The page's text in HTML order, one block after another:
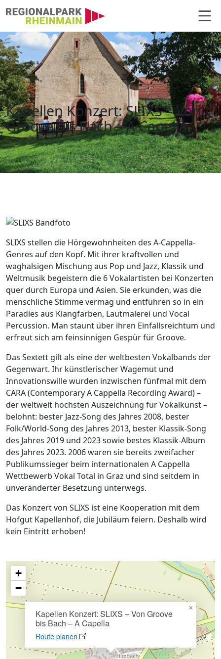
Kapellen Konzert: SLIXS – Von
Hauptnavigation
Kapellen Konzert: SLIXS – Von
Groove bis Bach – A Capella
SLIXS stellen die Hörgewohnheiten des A-Cappella-
Genres auf den Kopf. Mit ihrer kraftvollen und
waghalsigen Mischung aus Pop und Jazz, Klassik und
Weltmusik begeistern die 6 Vokalartisten bei Konzerten
quer durch Europa und Asien. Sie erkunden, was die
menschliche Stimme vermag und entführen so in ein
Paradies aus Klangfarben, Lautmalerei und Vocal
Percussion. Man staunt über ihren Einfallsreichtum und
erfreut sich am feinsinnigen Gespür für Groove.
Das Sextett gilt als eine der weltbesten Vokalbands der
Gegenwart. Ihr künstlerischer Wagemut und
Innovationswille wurden inzwischen fünfmal mit dem
CARA (Contemporary A Cappella Recording Award) –
der weltweit höchsten Auszeichnung für Vokalkunst –
belohnt: bester Jazz-Song des Jahres 2008, bester
Folk/World-Song des Jahres 2013, bester Klassik-Song
des Jahres 2019 und 2023 sowie bestes Klassik-Album
des Jahres 2023. 2006 waren sie bereits zweifacher
Publikumssieger beim internationalen A Cappella
Wettbewerb Vokal Total in Graz und sind seitdem in
unveränderter Besetzung unterwegs.
Das Konzert von SLIXS ist eine Kooperation mit dem
Hofgut Kapellenhof, die Jubiläum feiern. Deshalb wird
kein Eintritt erhoben!
Kapellen Konzert: SLIXS – Von Groove
bis Bach – A Capella
Route planen
×
+
−